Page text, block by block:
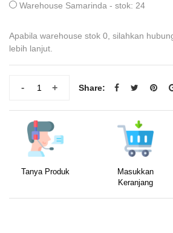
Warehouse Samarinda - stok: 24
Apabila warehouse stok 0, silahkan
lebih lanjut.
+
- Share:
Tanya Produk
Masukkan
Keranjang